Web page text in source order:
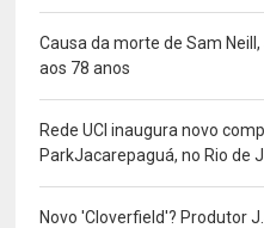
Causa da morte de Sam
aos 78 anos
Rede UCI inaugura novo
ParkJacarepaguá, no Rio de
Novo 'Cloverfield'? Produtor